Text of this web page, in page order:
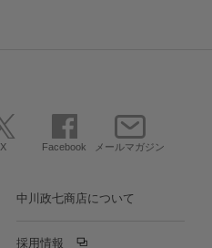
X Facebook メールマガジン
中川政七商店について
採用情報